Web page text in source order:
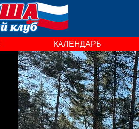
КАЛЕНДАРЬ